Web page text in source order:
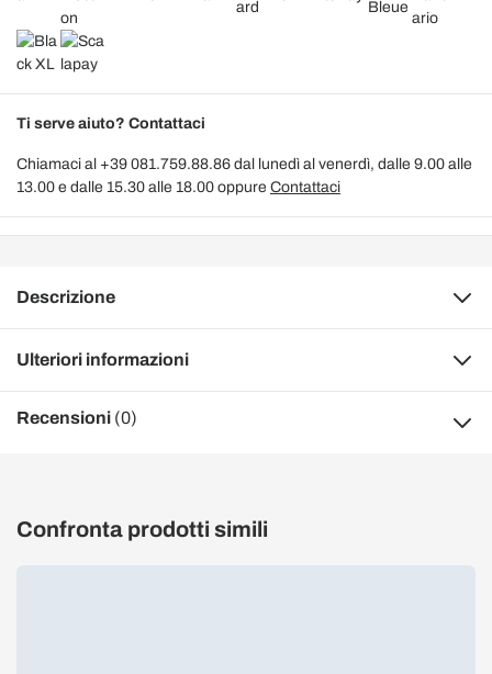
Ti serve aiuto? Contattaci
Chiamaci al +39 081.759.88.86 dal lunedì al venerdì, dalle 9.00 alle
13.00 e dalle 15.30 alle 18.00 oppure Contattaci
Descrizione
Ulteriori informazioni
Recensioni (0)
Confronta prodotti simili